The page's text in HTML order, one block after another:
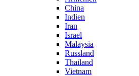
China
Indien
Iran
Israel
Malaysia
Russland
Thailand
Vietnam